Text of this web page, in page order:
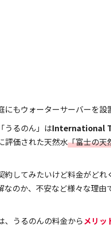
にもウォーターサーバーを設
うるのん」はInternational
評価された天然水「富士の天
約してみたいけど料金がど
なのか、不安など様々な理由
、うるのんの料金からメリッ